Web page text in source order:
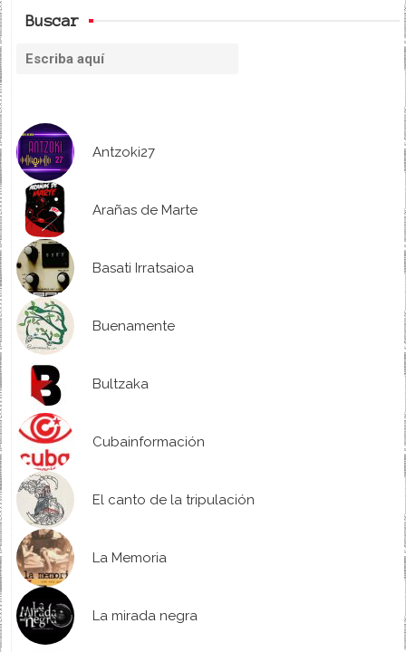
Buscar
Antzoki27
Arañas de Marte
Basati Irratsaioa
Buenamente
Bultzaka
Cubainformación
El canto de la tripulación
La Memoria
La mirada negra